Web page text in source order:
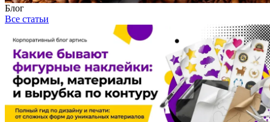
Блог
Все статьи